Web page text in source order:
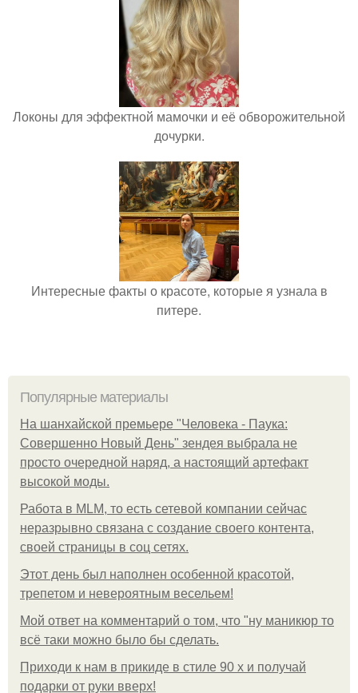
Локоны для эффектной мамочки и её обворожительной
дочурки.
Интересные факты о красоте, которые я узнала в
питере.
Популярные материалы
На шанхайской премьере "Человека - Паука:
Совершенно Новый День" зендея выбрала не
просто очередной наряд, а настоящий артефакт
высокой моды.
Работа в MLM, то есть сетевой компании сейчас
неразрывно связана с создание своего контента,
своей страницы в соц сетях.
Этот день был наполнен особенной красотой,
трепетом и невероятным весельем!
Мой ответ на комментарий о том, что "ну маникюр то
всё таки можно было бы сделать.
Приходи к нам в прикиде в стиле 90 х и получай
подарки от руки вверх!